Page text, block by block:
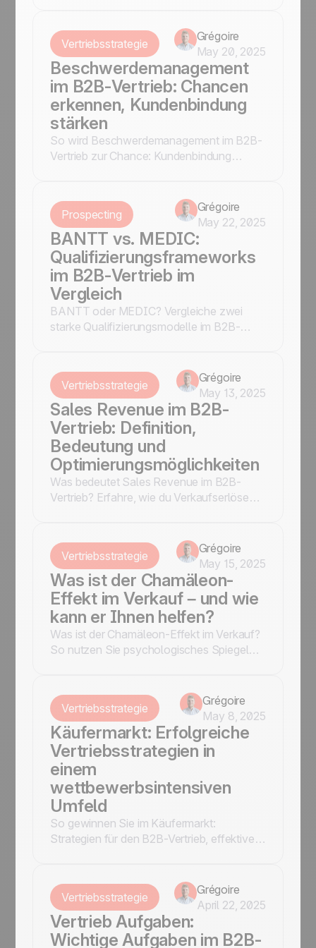
Vertriebsstrategie
Grégoire
May 20, 2025
Beschwerdemanagement
im B2B-Vertrieb: Chancen
erkennen, Kundenbindung
stärken
So wird Beschwerdemanagement im B2B-
Vertrieb zur Chance: Kundenbindung
Prospecting
Grégoire
May 22, 2025
BANTT vs. MEDIC:
Qualifizierungsframeworks
im B2B-Vertrieb im
Vergleich
BANTT oder MEDIC? Vergleiche zwei
starke Qualifizierungsmodelle im B2B-
Vertriebsstrategie
Grégoire
May 13, 2025
Sales Revenue im B2B-
Vertrieb: Definition,
Bedeutung und
Optimierungsmöglichkeiten
Was bedeutet Sales Revenue im B2B-
Vertrieb? Erfahre, wie du Verkaufserlöse
Vertriebsstrategie
Grégoire
May 15, 2025
Was ist der Chamäleon-
Effekt im Verkauf – und wie
kann er Ihnen helfen?
Was ist der Chamäleon-Effekt im Verkauf?
So nutzen Sie psychologisches Spiegeln
Vertriebsstrategie
Grégoire
May 8, 2025
Käufermarkt: Erfolgreiche
Vertriebsstrategien in
einem
wettbewerbsintensiven
Umfeld
So gewinnen Sie im Käufermarkt:
Strategien für den B2B-Vertrieb, effektive
Vertriebsstrategie
Grégoire
April 22, 2025
Vertrieb Aufgaben:
Wichtige Aufgaben im B2B-